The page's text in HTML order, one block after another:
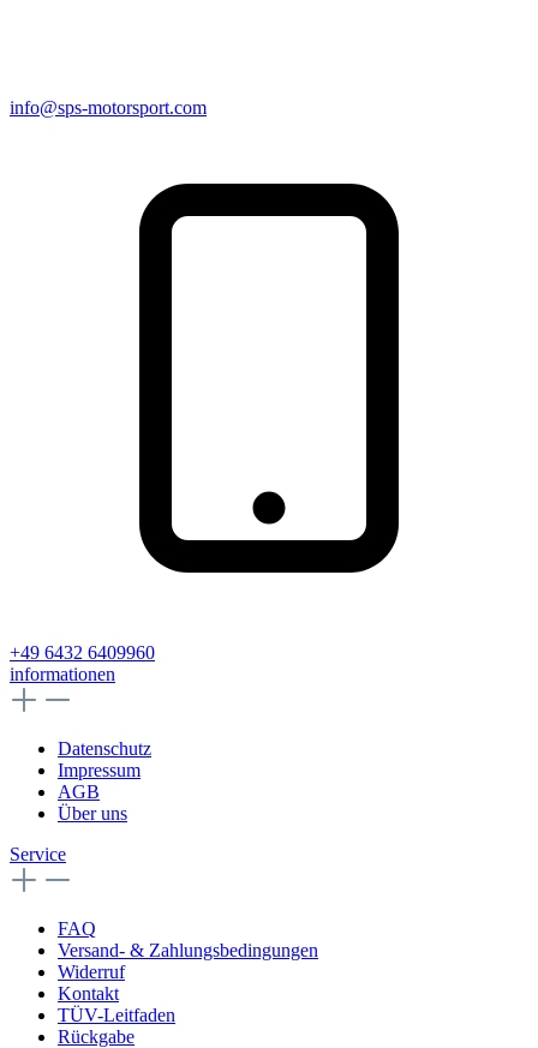
info@sps-motorsport.com
+49 6432 6409960
informationen
Datenschutz
Impressum
AGB
Über uns
Service
FAQ
Versand- & Zahlungsbedingungen
Widerruf
Kontakt
TÜV-Leitfaden
Rückgabe